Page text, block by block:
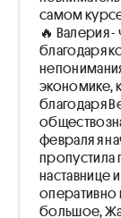
самом
🔥 Валерия -
благодаря
экономике,
благодаря
февраля я
пропустила
наставнице
оперативно
большое,